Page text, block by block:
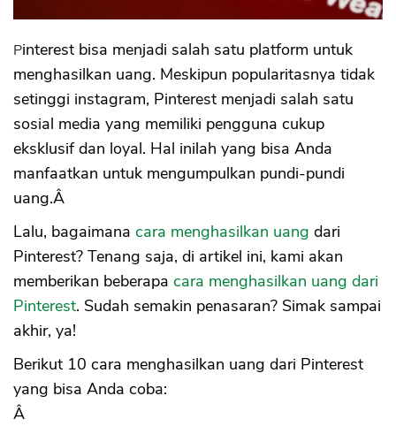
Pinterest bisa menjadi salah satu platform untuk
menghasilkan uang. Meskipun popularitasnya tidak
setinggi instagram, Pinterest menjadi salah satu
sosial media yang memiliki pengguna cukup
eksklusif dan loyal. Hal inilah yang bisa Anda
manfaatkan untuk mengumpulkan pundi-pundi
uang.Â
Lalu, bagaimana cara menghasilkan uang dari
Pinterest? Tenang saja, di artikel ini, kami akan
memberikan beberapa cara menghasilkan uang dari
Pinterest. Sudah semakin penasaran? Simak sampai
akhir, ya!
Berikut 10 cara menghasilkan uang dari Pinterest
yang bisa Anda coba:
Â